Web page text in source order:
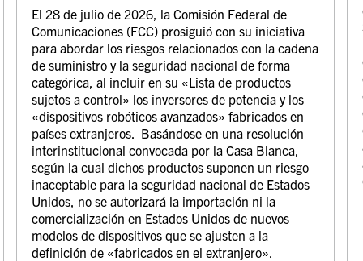
El 28 de julio de 2026, la Comisión Federal de
Comunicaciones (FCC) prosiguió con su iniciativa
para abordar los riesgos relacionados con la cadena
de suministro y la seguridad nacional de forma
categórica, al incluir en su «Lista de productos
sujetos a control» los inversores de potencia y los
«dispositivos robóticos avanzados» fabricados en
países extranjeros. Basándose en una resolución
interinstitucional convocada por la Casa Blanca,
según la cual dichos productos suponen un riesgo
inaceptable para la seguridad nacional de Estados
Unidos, no se autorizará la importación ni la
comercialización en Estados Unidos de nuevos
modelos de dispositivos que se ajusten a la
definición de «fabricados en el extranjero».